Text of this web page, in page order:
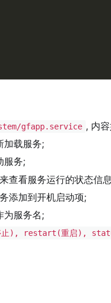
gfapp.service , 内
加载服务;
服务;
来查看服务运行的状态信
添加到开机启动项;
为服务名;
), restart(重启),